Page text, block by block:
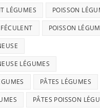
LÉGUMES POISSON
POISSON
LÉGUMES
PÂTES LÉGUMES
PÂTES POISSON